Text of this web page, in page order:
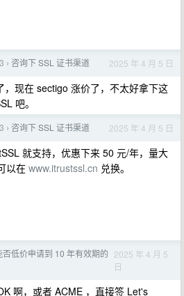
› 咨询下 SSL 证书渠道 2025 年 4 月 5 日
，现在 sectigo 涨价了，不太好拿下这
吧。
› 咨询下 SSL 证书渠道 2025 年 4 月 5 日
就支持，优惠下来 50 元/年，量大
以在 www.itrustssl.cn 兑换。
否低价申请到 10 年有效期的 2025 年 4 月 5
日
啊，或者 ACME ，直接签 Let's